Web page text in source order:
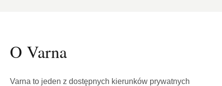
O Varna
Varna to jeden z dostępnych kierunków prywatnych